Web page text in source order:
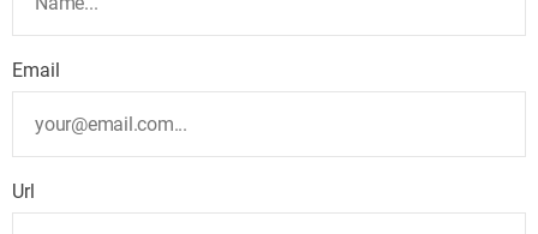
Email
Url